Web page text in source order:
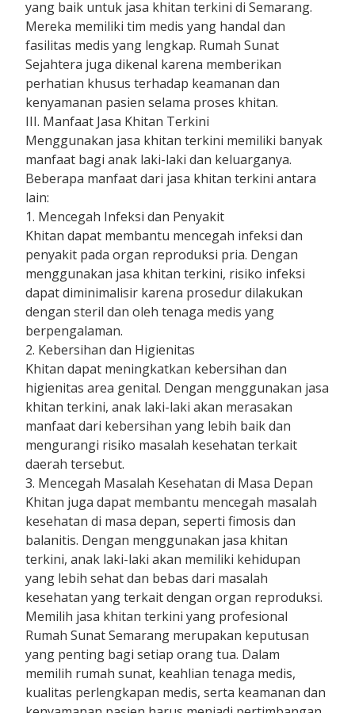
yang baik untuk jasa khitan terkini di Semarang.
Mereka memiliki tim medis yang handal dan
fasilitas medis yang lengkap. Rumah Sunat
Sejahtera juga dikenal karena memberikan
perhatian khusus terhadap keamanan dan
kenyamanan pasien selama proses khitan.
III. Manfaat Jasa Khitan Terkini
Menggunakan jasa khitan terkini memiliki banyak
manfaat bagi anak laki-laki dan keluarganya.
Beberapa manfaat dari jasa khitan terkini antara
lain:
1. Mencegah Infeksi dan Penyakit
Khitan dapat membantu mencegah infeksi dan
penyakit pada organ reproduksi pria. Dengan
menggunakan jasa khitan terkini, risiko infeksi
dapat diminimalisir karena prosedur dilakukan
dengan steril dan oleh tenaga medis yang
berpengalaman.
2. Kebersihan dan Higienitas
Khitan dapat meningkatkan kebersihan dan
higienitas area genital. Dengan menggunakan jasa
khitan terkini, anak laki-laki akan merasakan
manfaat dari kebersihan yang lebih baik dan
mengurangi risiko masalah kesehatan terkait
daerah tersebut.
3. Mencegah Masalah Kesehatan di Masa Depan
Khitan juga dapat membantu mencegah masalah
kesehatan di masa depan, seperti fimosis dan
balanitis. Dengan menggunakan jasa khitan
terkini, anak laki-laki akan memiliki kehidupan
yang lebih sehat dan bebas dari masalah
kesehatan yang terkait dengan organ reproduksi.
Memilih jasa khitan terkini yang profesional
Rumah Sunat Semarang merupakan keputusan
yang penting bagi setiap orang tua. Dalam
memilih rumah sunat, keahlian tenaga medis,
kualitas perlengkapan medis, serta keamanan dan